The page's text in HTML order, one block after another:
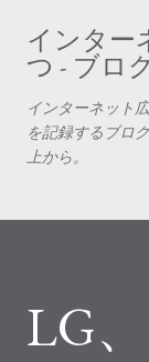
ス
インター
つ - ブロ
インターネット
を記録するブロ
上から。
LG